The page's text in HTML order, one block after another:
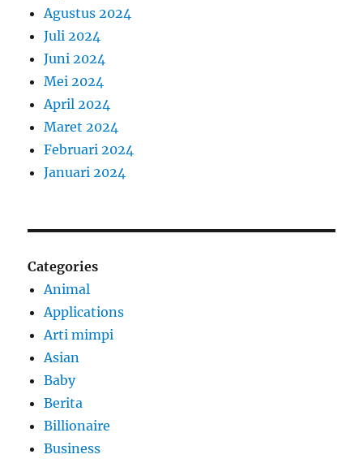
Agustus 2024
Juli 2024
Juni 2024
Mei 2024
April 2024
Maret 2024
Februari 2024
Januari 2024
Categories
Animal
Applications
Arti mimpi
Asian
Baby
Berita
Billionaire
Business